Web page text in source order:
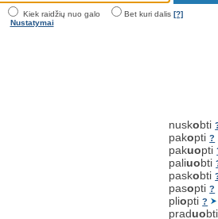
Kiek raidžių nuo galo Bet kuri dalis [?]
Nustatymai
nuskobti
pakopti?
pakuopti
paliuobti
paskobti
pasopti?
pliopti?
praduo